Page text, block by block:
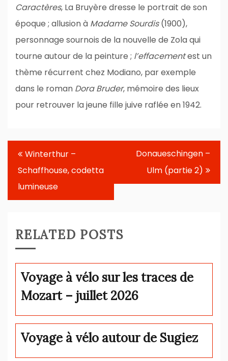
Caractères, La Bruyère dresse le portrait de son
époque ; allusion à Madame Sourdis(1900),
personnage sournois de la nouvelle de Zola qui
tourne autour de la peinture ; l’effacementest un
thème récurrent chez Modiano, par exemple
dans le roman Dora Bruder, mémoire des lieux
pour retrouver la jeune fille juive raflée en 1942.
Navigation
de
l’article
Winterthur –
Schaffhouse, codetta
lumineuse
Donaueschingen –
Ulm (partie 2)
RELATED POSTS
Voyage à vélo sur les traces de
Mozart – juillet 2026
Voyage à vélo autour de Sugiez